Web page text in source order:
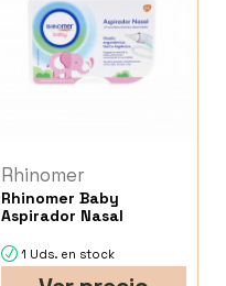
Rhinomer
Rhinomer Baby
Aspirador Nasal
1 Uds. en stock